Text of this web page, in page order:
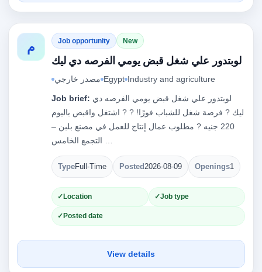
م Job opportunity New
لوبتدور علي شغل قبض يومي الفرصه دي ليك
مصدر خارجي Egypt Industry and agriculture
Job brief:
ليك ? فرصة شغل للشباب فورًا! ? ? اشتغل واقبض باليوم
220 جنيه ? مطلوب عمال إنتاج للعمل في مصنع بلبن –
TypeFull-Time Posted2026-08-09 Openings1
Location Job type
Posted date
View details